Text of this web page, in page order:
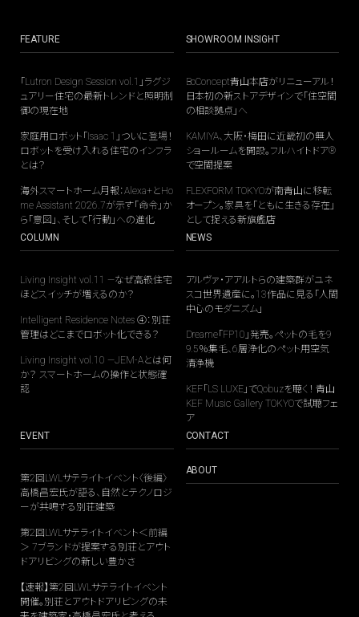
FEATURE
「Lutron Design Session vol.1」ラグジ
ュアリー住宅の最新トレンドと照明制
御の現在地
家庭用ロボット「Isaac 1」ついに登場！
ロボットを受け入れる住宅のインフラ
とは？
海外スマートホーム月報：Alexa+とHo
me Assistant 2026.7が示す「命令」か
ら「意図」、そして「行動」への進化
SHOWROOM INSIGHT
BoConcept青山本店がリニューアル！
日本初の新ストアデザインで「住空間
の相談拠点」へ
KAMIYA、大阪・梅田に近畿初の無人
ショールームを開設。フルハイトドア®
で空間提案
FLEXFORM TOKYOが南青山に移転
オープン。家具を「ともに生きる存在」
として捉える新旗艦店
COLUMN
Living Insight vol.11 —なぜ高級住宅
ほどスイッチが増えるのか？
Intelligent Residence Notes ④：別荘
管理はどこまでロボット化できる？
Living Insight vol.10 —JEM-Aとは何
か？ スマートホームの操作と状態確
認
NEWS
アルヴァ・アアルトらの建築群がユネ
スコ世界遺産に。13作品に見る「人間
中心のモダニズム」
Dreame「FP10」発売。ペットの毛を9
9.5％集毛、6層浄化のペット用空気
清浄機
KEF「LS LUXE」でQobuzを聴く！ 青山
KEF Music Gallery TOKYOで試聴フェ
ア
EVENT
第2回LWLサテライトイベント〈後編〉
高橋昌宏氏が語る、自然とテクノロジ
ーが共鳴する別荘建築
第2回LWLサテライトイベント＜前編
＞ 7ブランドが提案する別荘とアウト
ドアリビングの新しい豊かさ
【速報】第2回LWLサテライトイベント
開催。別荘とアウトドアリビングの未
CONTACT
ABOUT